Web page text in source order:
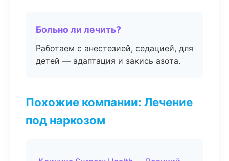
Больно ли лечить?
Работаем с анестезией, седацией, для
детей — адаптация и закись азота.
Похожие компании: Лечение
под наркозом